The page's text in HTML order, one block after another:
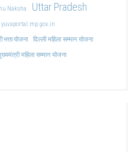
Naksha Uttar Pradesh
yuvaportal.mp.gov.in
भत्ता योजना दिल्ली महिला सम्मान योजना
महिला सम्मान योजना